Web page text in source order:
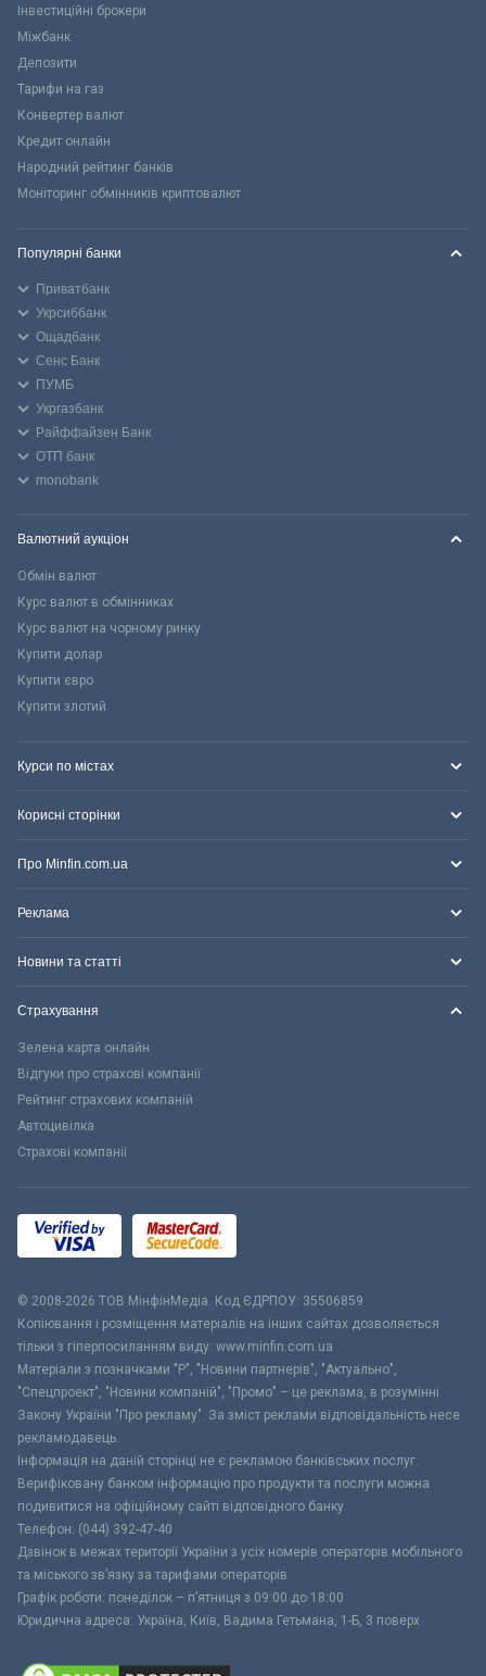
Інвестиційні брокери
Міжбанк
Депозити
Тарифи на газ
Конвертер валют
Кредит онлайн
Народний рейтинг банків
Моніторинг обмінників криптовалют
Популярні банки
Приватбанк
Укрсиббанк
Ощадбанк
Сенс Банк
ПУМБ
Укргазбанк
Райффайзен Банк
ОТП банк
monobank
Валютний аукціон
Обмін валют
Курс валют в обмінниках
Курс валют на чорному ринку
Купити долар
Купити євро
Купити злотий
Курси по містах
Корисні сторінки
Про Minfin.com.ua
Реклама
Новини та статті
Страхування
Зелена карта онлайн
Відгуки про страхові компанії
Рейтинг страхових компаній
Автоцивілка
Страхові компанії
© 2008-2026 ТОВ МiнфiнМедiа. Код ЄДРПОУ: 35506859
Копіювання і розміщення матеріалів на інших сайтах дозволяється
тільки з гіперпосиланням виду: www.minfin.com.ua
Матеріали з позначками "Р", "Новини партнерів", "Актуально",
"Спецпроект", "Новини компаній", "Промо" – це реклама, в розумінні
Закону України "Про рекламу". За зміст реклами відповідальність несе
рекламодавець.
Інформація на даній сторінці не є рекламою банківських послуг.
Верифіковану банком інформацію про продукти та послуги можна
подивитися на офіційному сайті відповідного банку.
Телефон: (044) 392-47-40
Дзвінок в межах території України з усіх номерів операторів мобільного
та міського зв’язку за тарифами операторів
Графік роботи: понеділок – п’ятниця з 09:00 до 18:00
Юридична адреса: Україна, Київ, Вадима Гетьмана, 1-Б, 3 поверх